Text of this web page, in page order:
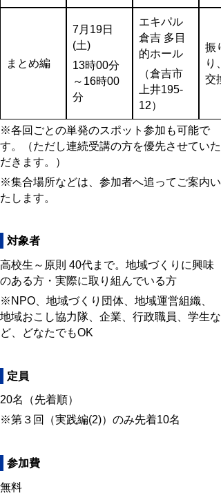
まとめ編
7月19日
(土)
13時00分
～16時00
分
エキパル
倉吉 多目
的ホール
（倉吉市
上井195-
12）
振
り
交
※各回ごとの単発のスポット参加も可能で
す。（ただし連続受講の方を優先させていた
だきます。）
※集合場所などは、参加者へ追ってご案内い
たします。
対象者
高校生～原則 40代まで。地域づくりに興味
のある方・実際に取り組んでいる方
※NPO、地域づくり団体、地域運営組織、
地域おこし協力隊、企業、行政職員、学生な
ど、どなたでもOK
定員
20名（先着順）
※第３回（実践編(2)）のみ先着10名
参加費
無料